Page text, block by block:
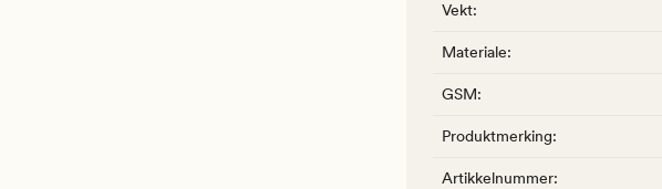
Vekt:
Materiale:
GSM:
Produktmerking:
Artikkelnummer: